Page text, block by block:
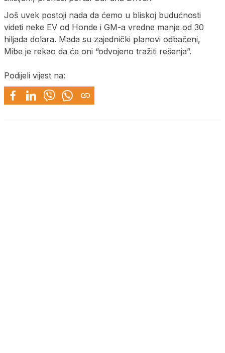
Još uvek postoji nada da ćemo u bliskoj budućnosti
videti neke EV od Honde i GM-a vredne manje od 30
hiljada dolara. Mada su zajednički planovi odbačeni,
Mibe je rekao da će oni “odvojeno tražiti rešenja”.
Podijeli vijest na: